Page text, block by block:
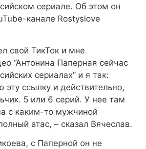
сериале. Об этом он
канале Rostyslove
свой ТикТок и мне
“Антонина Паперная сейчас
сериалах” и я так:
эту ссылку и действительно,
5 или 6 серий. У нее там
с каким-то мужчиной
атас, – сказал Вячеслав.
с Паперной он не